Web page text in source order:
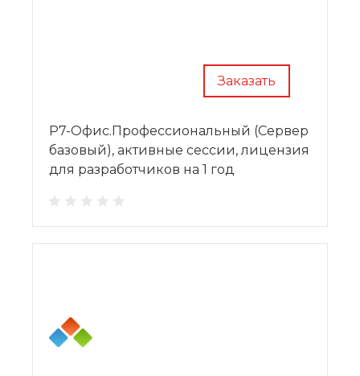
Заказать
Р7-Офис.Профессиональный (Сервер
базовый), активные сессии, лицензия
для разработчиков на 1 год